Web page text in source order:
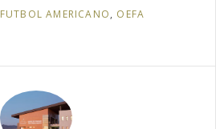
FUTBOL AMERICANO, OEFA